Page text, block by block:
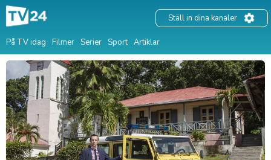
På TV idag Filmer Serier Sport Artiklar
Ställ in dina kanaler